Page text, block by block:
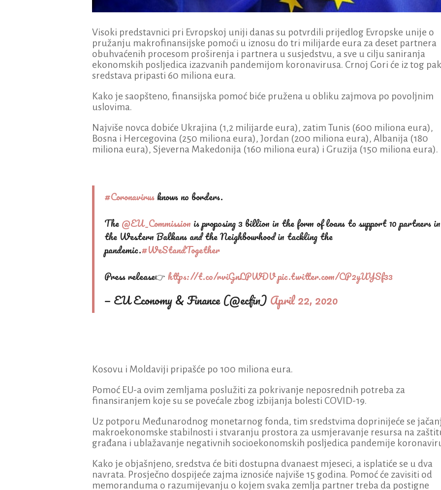
Visoki predstavnici pri Evropskoj uniji danas su potvrdili prijedlog Evropske unije o
pružanju makrofinansijske pomoći u iznosu do tri milijarde eura za deset partnera
obuhvaćenih procesom proširenja i partnera u susjedstvu, a sve u cilju saniranja
ekonomskih posljedica izazvanih pandemijom koronavirusa. Crnoj Gori će iz tog
sredstava pripasti 60 miliona eura.
Kako je saopšteno, finansijska pomoć biće pružena u obliku zajmova po povoljnim
uslovima.
Najviše novca dobiće Ukrajina (1,2 milijarde eura), zatim Tunis (600 miliona eura),
Bosna i Hercegovina (250 miliona eura), Jordan (200 miliona eura), Albanija (180
miliona eura), Sjeverna Makedonija (160 miliona eura) i Gruzija (150 miliona eura).
#Coronavirus knows no borders.
The @EU_Commission is proposing 3 billion in the form of loans to support 10 partners in
the Western Balkans and the Neighbourhood in tackling the
pandemic.#WeStandTogether
Press release👉 https://t.co/rviGnLPWDVpic.twitter.com/CP2yUYSf33
— EU Economy & Finance (@ecfin) April 22, 2020
Kosovu i Moldaviji pripašće po 100 miliona eura.
Pomoć EU-a ovim zemljama poslužiti za pokrivanje neposrednih potreba za
finansiranjem koje su se povećale zbog izbijanja bolesti COVID-19.
Uz potporu Međunarodnog monetarnog fonda, tim sredstvima doprinijeće se
makroekonomske stabilnosti i stvaranju prostora za usmjeravanje resursa na
građana i ublažavanje negativnih socioekonomskih posljedica pandemije
Kako je objašnjeno, sredstva će biti dostupna dvanaest mjeseci, a isplatiće se u dva
navrata. Prosječno dospijeće zajma iznosiće najviše 15 godina. Pomoć će zavisiti od
memoranduma o razumijevanju o kojem svaka zemlja partner treba da postigne